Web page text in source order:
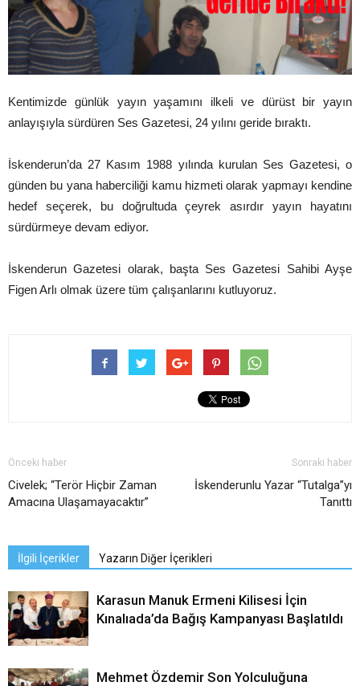
Kentimizde günlük yayın yaşamını ilkeli ve dürüst bir yayın
anlayışıyla sürdüren Ses Gazetesi, 24 yılını geride bıraktı.
İskenderun’da 27 Kasım 1988 yılında kurulan Ses Gazetesi, o
günden bu yana haberciliği kamu hizmeti olarak yapmayı kendine
hedef seçerek, bu doğrultuda çeyrek asırdır yayın hayatını
sürdürmeye devam ediyor.
İskenderun Gazetesi olarak, başta Ses Gazetesi Sahibi Ayşe
Figen Arlı olmak üzere tüm çalışanlarını kutluyoruz.
Önceki haber
Civelek; “Terör Hiçbir Zaman
Amacına Ulaşamayacaktır”
Sonraki haber
İskenderunlu Yazar “Tutalga”yı
Tanıttı
İlgili İçerikler Yazarın Diğer İçerikleri
Karasun Manuk Ermeni Kilisesi İçin
Kınalıada’da Bağış Kampanyası Başlatıldı
Mehmet Özdemir Son Yolculuğuna